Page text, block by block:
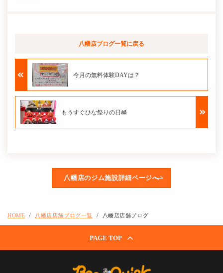
八幡店ブログ一覧に戻る
今月の無料体験DAYは？
もうすぐひな祭りの日🎎
八幡店のジム施設詳細ページへ
HOME 八幡店店舗ブログ一覧 八幡店店舗ブログ
PAGE TOP